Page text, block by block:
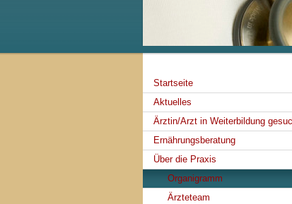
Startseite
Aktuelles
Ärztin/Arzt in Weiterbildung
Ernährungsberatung
Über die Praxis
Organigramm
Ärzteteam